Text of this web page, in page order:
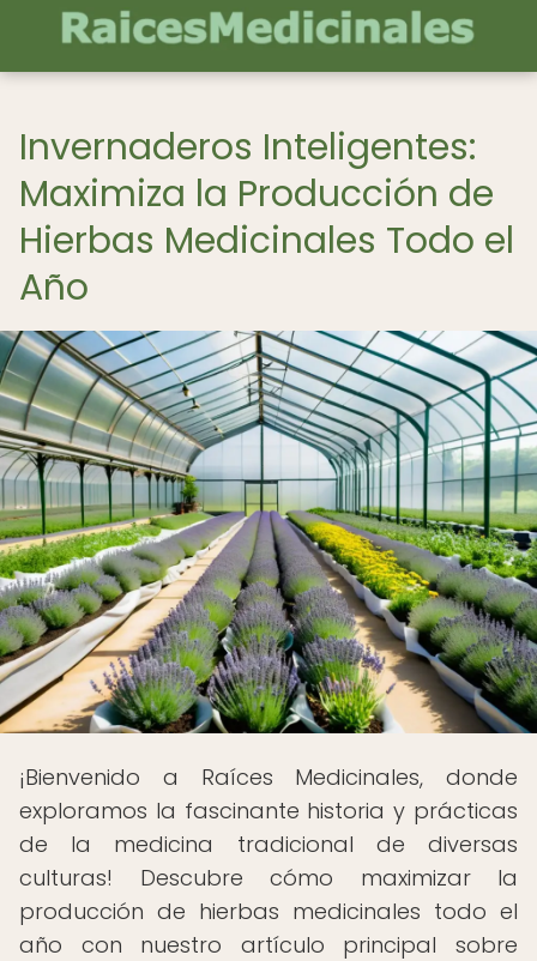
Invernaderos Inteligentes:
Maximiza la Producción de
Hierbas Medicinales Todo el
Año
¡Bienvenido a Raíces Medicinales, donde
exploramos la fascinante historia y prácticas
de la medicina tradicional de diversas
culturas! Descubre cómo maximizar la
producción de hierbas medicinales todo el
año con nuestro artículo principal sobre